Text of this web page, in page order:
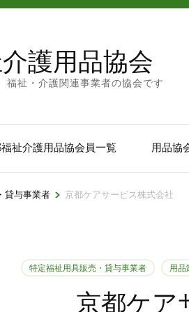
護用品協会
祉・介護関連事業者の協会です
祉介護用品協会員一覧 用品協
貸与事業者 > 京都ケアサービス株式会社
特定福祉用具販売・貸与事業者 用品
京都ケア